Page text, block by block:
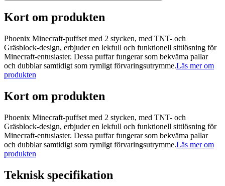
Kort om produkten
Phoenix Minecraft-puffset med 2 stycken, med TNT- och
Gräsblock-design, erbjuder en lekfull och funktionell sittlösning för
Minecraft-entusiaster. Dessa puffar fungerar som bekväma pallar
och dubblar samtidigt som rymligt förvaringsutrymme.Läs mer om
produkten
Kort om produkten
Phoenix Minecraft-puffset med 2 stycken, med TNT- och
Gräsblock-design, erbjuder en lekfull och funktionell sittlösning för
Minecraft-entusiaster. Dessa puffar fungerar som bekväma pallar
och dubblar samtidigt som rymligt förvaringsutrymme.Läs mer om
produkten
Teknisk specifikation